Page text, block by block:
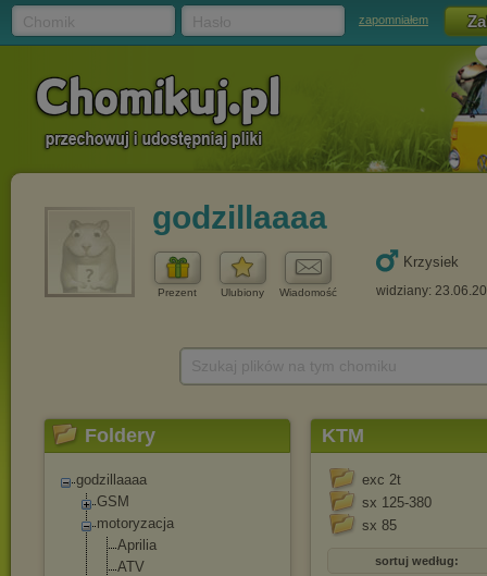
zapomniałem
godzillaaaa
Prezent Ulubiony Wiadomość
Krzysiek
widziany:
Foldery
godzillaaaa
GSM
motoryzacja
Aprilia
ATV
KTM
exc 2t
sx 125-380
sx 85
sortuj według: